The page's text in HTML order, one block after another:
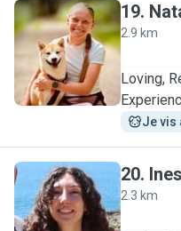
N
19.
2.9 km
Loving,
Je vis
I
20.
2.3 km